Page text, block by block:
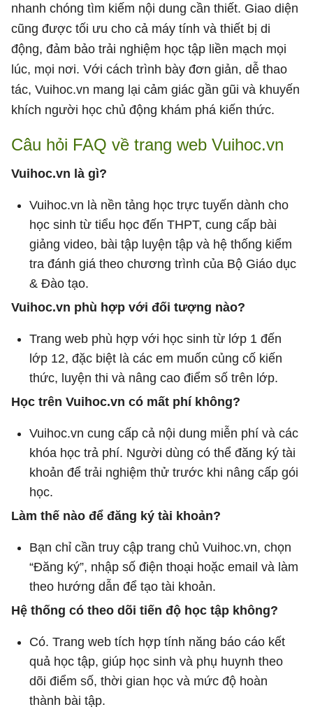
nhanh chóng tìm kiếm nội dung cần thiết. Giao diện
cũng được tối ưu cho cả máy tính và thiết bị di
động, đảm bảo trải nghiệm học tập liền mạch mọi
lúc, mọi nơi. Với cách trình bày đơn giản, dễ thao
tác, Vuihoc.vn mang lại cảm giác gần gũi và khuyến
khích người học chủ động khám phá kiến thức.
Câu hỏi FAQ về trang web Vuihoc.vn
Vuihoc.vn là gì?
Vuihoc.vn là nền tảng học trực tuyến dành cho
học sinh từ tiểu học đến THPT, cung cấp bài
giảng video, bài tập luyện tập và hệ thống kiểm
tra đánh giá theo chương trình của Bộ Giáo dục
& Đào tạo.
Vuihoc.vn phù hợp với đối tượng nào?
Trang web phù hợp với học sinh từ lớp 1 đến
lớp 12, đặc biệt là các em muốn củng cố kiến
thức, luyện thi và nâng cao điểm số trên lớp.
Học trên Vuihoc.vn có mất phí không?
Vuihoc.vn cung cấp cả nội dung miễn phí và các
khóa học trả phí. Người dùng có thể đăng ký tài
khoản để trải nghiệm thử trước khi nâng cấp gói
học.
Làm thế nào để đăng ký tài khoản?
Bạn chỉ cần truy cập trang chủ Vuihoc.vn, chọn
“Đăng ký”, nhập số điện thoại hoặc email và làm
theo hướng dẫn để tạo tài khoản.
Hệ thống có theo dõi tiến độ học tập không?
Có. Trang web tích hợp tính năng báo cáo kết
quả học tập, giúp học sinh và phụ huynh theo
dõi điểm số, thời gian học và mức độ hoàn
thành bài tập.